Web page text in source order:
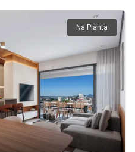
Na Planta